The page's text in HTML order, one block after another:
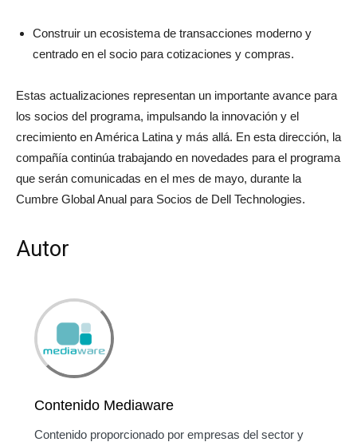
Construir un ecosistema de transacciones moderno y
centrado en el socio para cotizaciones y compras.
Estas actualizaciones representan un importante avance para
los socios del programa, impulsando la innovación y el
crecimiento en América Latina y más allá. En esta dirección, la
compañía continúa trabajando en novedades para el programa
que serán comunicadas en el mes de mayo, durante la
Cumbre Global Anual para Socios de Dell Technologies.
Autor
Contenido Mediaware
Contenido proporcionado por empresas del sector y